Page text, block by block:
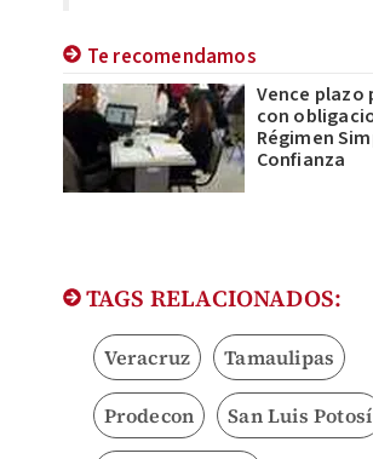
Te recomendamos
Vence plazo
con
Régimen
Confianza
TAGS RELACIONADOS:
Veracruz Tamaulipas
Prodecon San Luis Potosí